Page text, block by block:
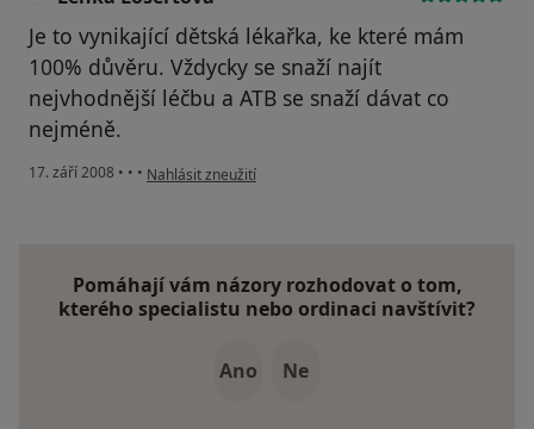
Je to vynikající dětská lékařka, ke které mám
100% důvěru. Vždycky se snaží najít
nejvhodnější léčbu a ATB se snaží dávat co
nejméně.
17. září 2008 • • • podle názoru uživatele Lenka Losertová
Nahlásit zneužití
Pomáhají vám názory rozhodovat o tom,
kterého specialistu nebo ordinaci navštívit?
Ano Ne